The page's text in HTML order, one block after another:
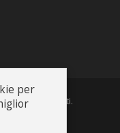
i diritti riservati.
per